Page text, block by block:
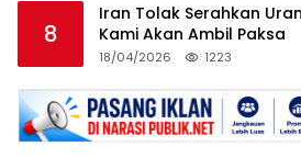
8
Iran Tolak Serahkan
Kami Akan Ambil Paksa
18/04/2026 1223